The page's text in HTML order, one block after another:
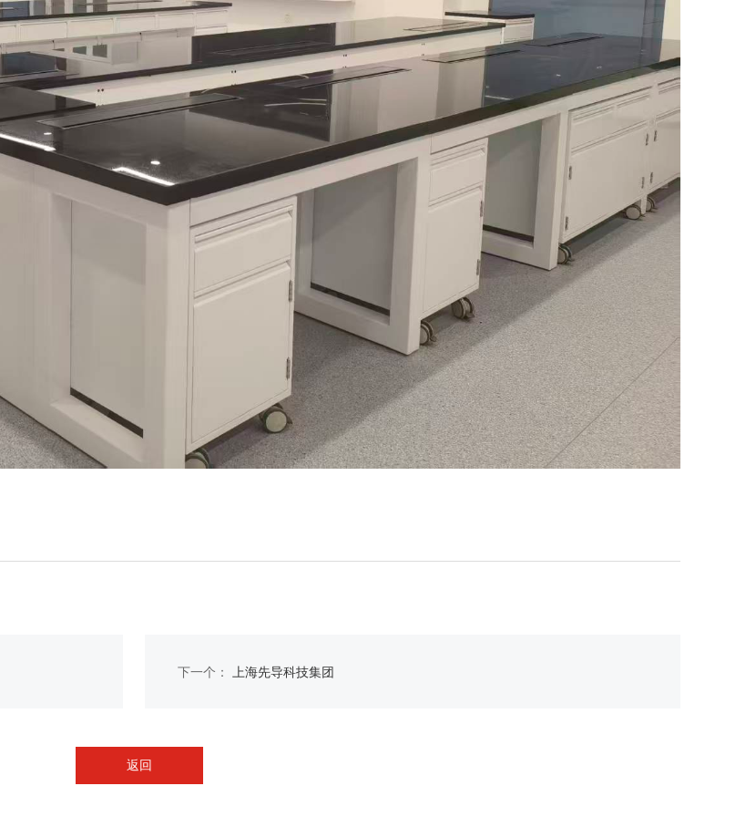
下一个： 上海先导科技集团
返回